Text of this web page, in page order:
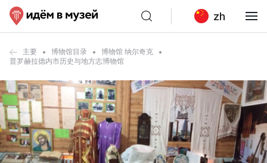
zh
主要 博物馆目录
博物馆 纳尔奇克
普罗赫拉德内市历史与地方志博物馆